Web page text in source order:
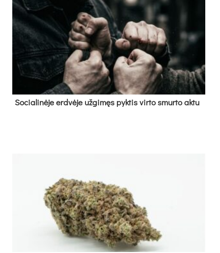
So­cia­li­nė­je erd­vė­je už­gi­męs pyk­tis vir­to smur­to ak­tu